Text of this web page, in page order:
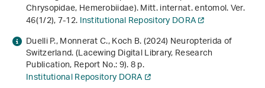
Chrysopidae, Hemerobiidae). Mitt. internat. entomol. Ver.
46(1/2), 7-12.Institutional Repository DORA
Duelli P., Monnerat C., Koch B. (2024)Neuropterida of
Switzerland. (Lacewing Digital Library, Research
Publication, Report No.: 9). 8 p.
Institutional Repository DORA